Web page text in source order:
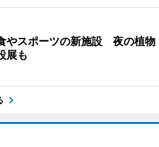
やスポーツの新施設 夜の植物
展も